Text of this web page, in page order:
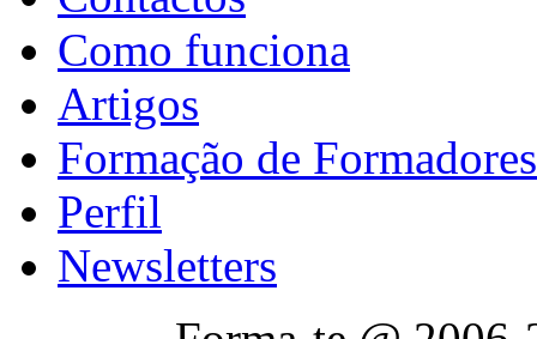
Como funciona
Artigos
Formação de Formadores
Perfil
Newsletters